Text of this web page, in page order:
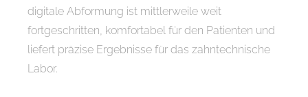
digitale Abformung ist mittlerweile weit
fortgeschritten, komfortabel für den Patienten und
liefert präzise Ergebnisse für das zahntechnische
Labor.